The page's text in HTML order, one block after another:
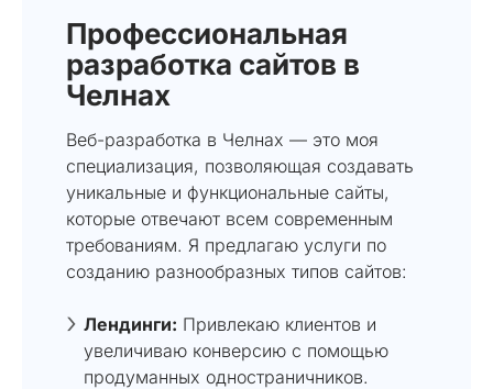
Профессиональная
разработка сайтов в
Челнах
Веб-разработка в Челнах — это моя
специализация, позволяющая создавать
уникальные и функциональные сайты,
которые отвечают всем современным
требованиям. Я предлагаю услуги по
созданию разнообразных типов сайтов:
Лендинги: Привлекаю клиентов и
увеличиваю конверсию с помощью
продуманных одностраничников.